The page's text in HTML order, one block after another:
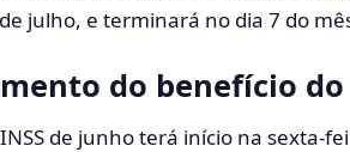
julho, e terminará no dia 7 do
do benefício do
de junho terá início na sexta-